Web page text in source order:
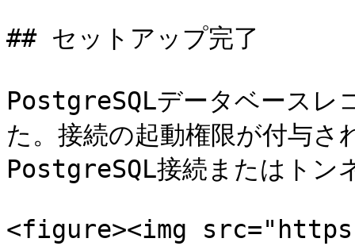
## セットアップ完了
PostgreSQLデータベースレ
た。接続の起動権限が付与
PostgreSQL接続またはトン
<figure><img